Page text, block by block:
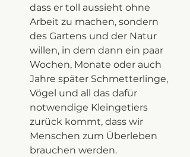
dass er toll aussieht ohne
Arbeit zu machen, sondern
des Gartens und der Natur
willen, in dem dann ein paar
Wochen, Monate oder auch
Jahre später Schmetterlinge,
Vögel und all das dafür
notwendige Kleingetiers
zurück kommt, dass wir
Menschen zum Überleben
brauchen werden.